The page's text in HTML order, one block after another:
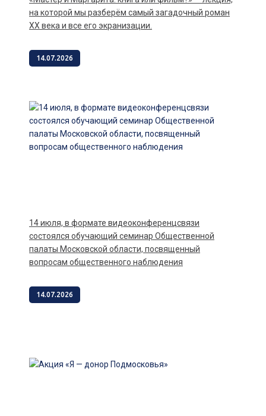
на которой мы разберём самый загадочный роман
XX века и все его экранизации.
14.07.2026
14 июля, в формате видеоконференцсвязи
состоялся обучающий семинар Общественной
палаты Московской области, посвященный
вопросам общественного наблюдения
14.07.2026